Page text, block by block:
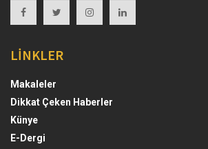
LİNKLER
Makaleler
Dikkat Çeken Haberler
Künye
E-Dergi